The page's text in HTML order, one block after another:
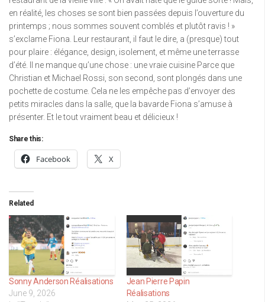
en réalité, les choses se sont bien passées depuis l’ouverture du
printemps ; nous sommes souvent comblés et plutôt ravis ! »
s’exclame Fiona. Leur restaurant, il faut le dire, a (presque) tout
pour plaire : élégance, design, isolement, et même une terrasse
d’été. Il ne manque qu’une chose : une vraie cuisine Parce que
Christian et Michael Rossi, son second, sont plongés dans une
pochette de costume. Cela ne les empêche pas d’envoyer des
petits miracles dans la salle, que la bavarde Fiona s’amuse à
présenter. Et le tout vraiment beau et délicieux !
Share this:
Facebook X
Related
Sonny Anderson Réalisations
June 9, 2026
Jean Pierre Papin
Réalisations